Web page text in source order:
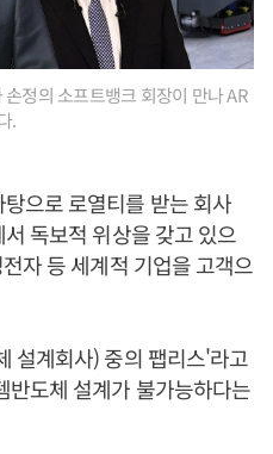
정의 소프트뱅크 회장이 만나 AR
.
으로 로열티를 받는 회사
독보적 위상을 갖고 있으
자 등 세계적 기업을 고객으
설계회사) 중의 팹리스'라고
반도체 설계가 불가능하다는